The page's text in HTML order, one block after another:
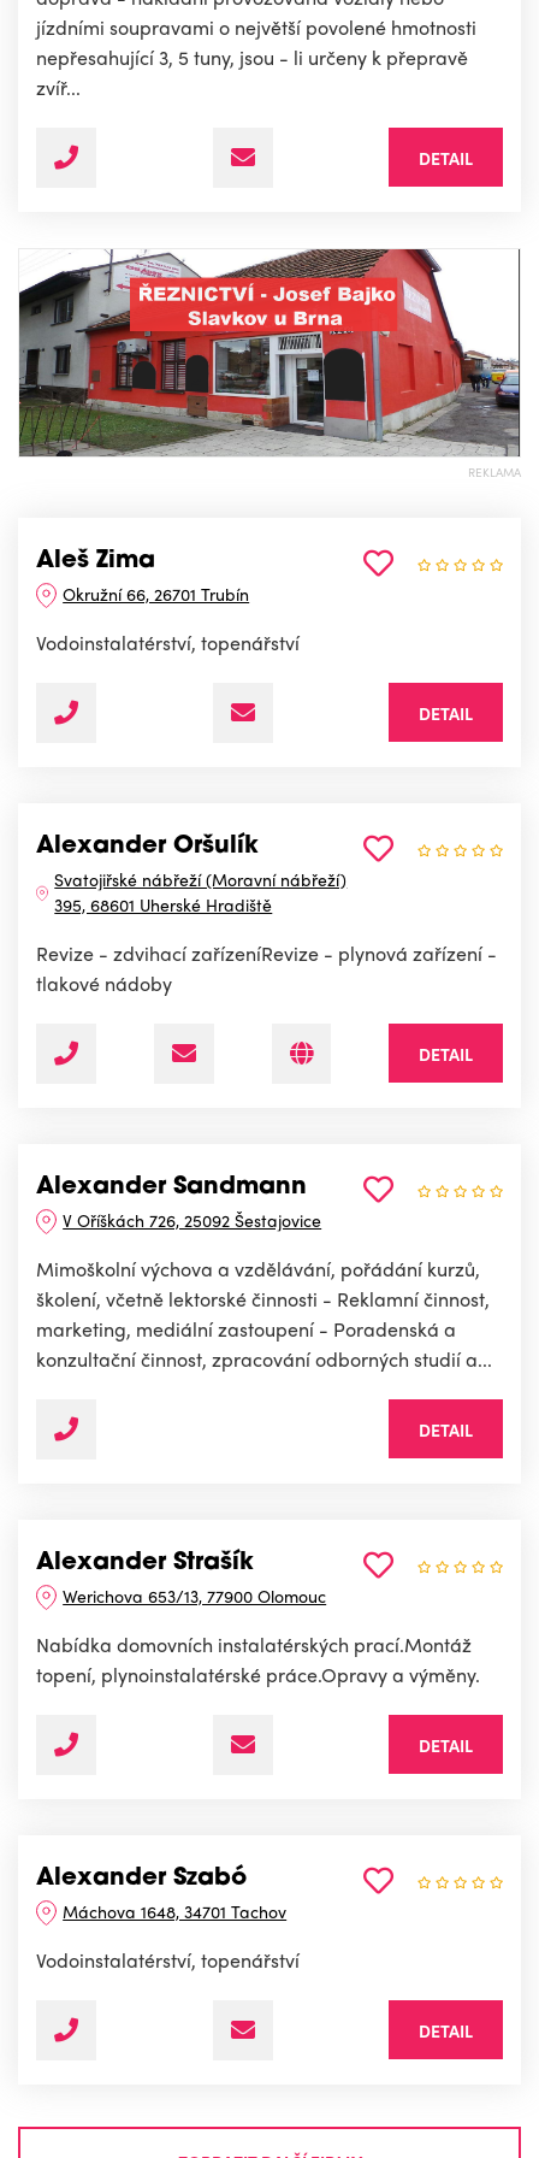
jízdními soupravami o největší povolené hmotnosti
nepřesahující 3, 5 tuny, jsou - li určeny k přepravě
zvíř...
DETAIL
REKLAMA
Aleš Zima
Okružní 66, 26701 Trubín
Vodoinstalatérství, topenářství
DETAIL
Alexander Oršulík
Svatojiřské nábřeží (Moravní nábřeží)
395, 68601 Uherské Hradiště
Revize - zdvihací zařízeníRevize - plynová zařízení -
tlakové nádoby
DETAIL
Alexander Sandmann
V Oříškách 726, 25092 Šestajovice
Mimoškolní výchova a vzdělávání, pořádání kurzů,
školení, včetně lektorské činnosti - Reklamní činnost,
marketing, mediální zastoupení - Poradenská a
konzultační činnost, zpracování odborných studií a...
DETAIL
Alexander Strašík
Werichova 653/13, 77900 Olomouc
Nabídka domovních instalatérských prací.Montáž
topení, plynoinstalatérské práce.Opravy a výměny.
DETAIL
Alexander Szabó
Máchova 1648, 34701 Tachov
Vodoinstalatérství, topenářství
DETAIL